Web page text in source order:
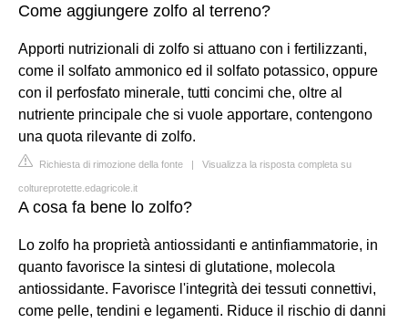
Come aggiungere zolfo al terreno?
Apporti nutrizionali di zolfo si attuano con i fertilizzanti,
come il solfato ammonico ed il solfato potassico, oppure
con il perfosfato minerale, tutti concimi che, oltre al
nutriente principale che si vuole apportare, contengono
una quota rilevante di zolfo.
Richiesta di rimozione della fonte | Visualizza la risposta completa su
coltureprotette.edagricole.it
A cosa fa bene lo zolfo?
Lo zolfo ha proprietà antiossidanti e antinfiammatorie, in
quanto favorisce la sintesi di glutatione, molecola
antiossidante. Favorisce l'integrità dei tessuti connettivi,
come pelle, tendini e legamenti. Riduce il rischio di danni